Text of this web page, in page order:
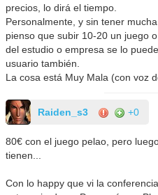
precios, lo dirá el tiempo.
Personalmente, y sin tener
pienso que subir 10-20 un juego
del estudio o empresa se lo
usuario también.
La cosa está Muy Mala (con voz
Raiden_s3 +0
80€ con el juego pelao, pero
tienen...
Con lo happy que vi la